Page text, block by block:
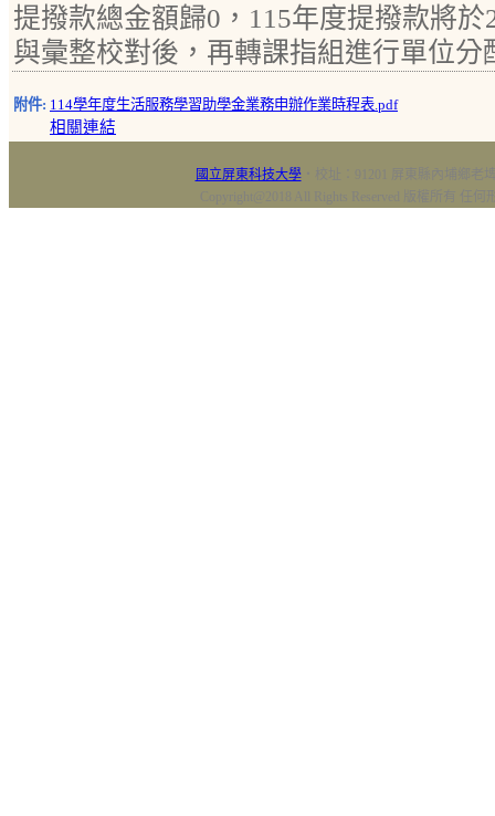
提撥款總金額歸0，115年度提撥款將
與彙整校對後，再轉課指組進行單位分
附件: 114學年度生活服務學習助學金業務申辦作業時程表.pdf
相關連結
國立屏東科技大學‧校址：91201 屏東縣內埔鄉老